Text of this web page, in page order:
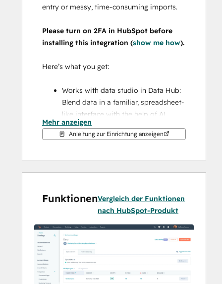
entry or messy, time-consuming imports.
Please turn on 2FA in HubSpot before
installing this integration (show me how).
Here’s what you get:
Works with data studio in Data Hub:
Blend data in a familiar, spreadsheet-
like interface with the help of AI.
Two-way sync: Data is shared
between Xero and HubSpot in real
Default field mappings: Set-up is
quick with out-of-the-box field
Historical syncing: Your existing data
will sync right away, and updates will
Note: Please see below which objects sync
under "Shared Data". You can also check
out
the integration built by Xero
Mehr anzeigen
Anleitung zur Einrichtung anzeigen
FunktionenVergleich der Funktionen
nach HubSpot-Produkt